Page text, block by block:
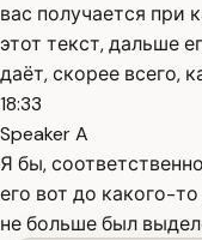
вас получается при
этот текст, дальше
даёт, скорее всего,
18:33
Speaker A
Я бы,
его вот до какого-
не больше был